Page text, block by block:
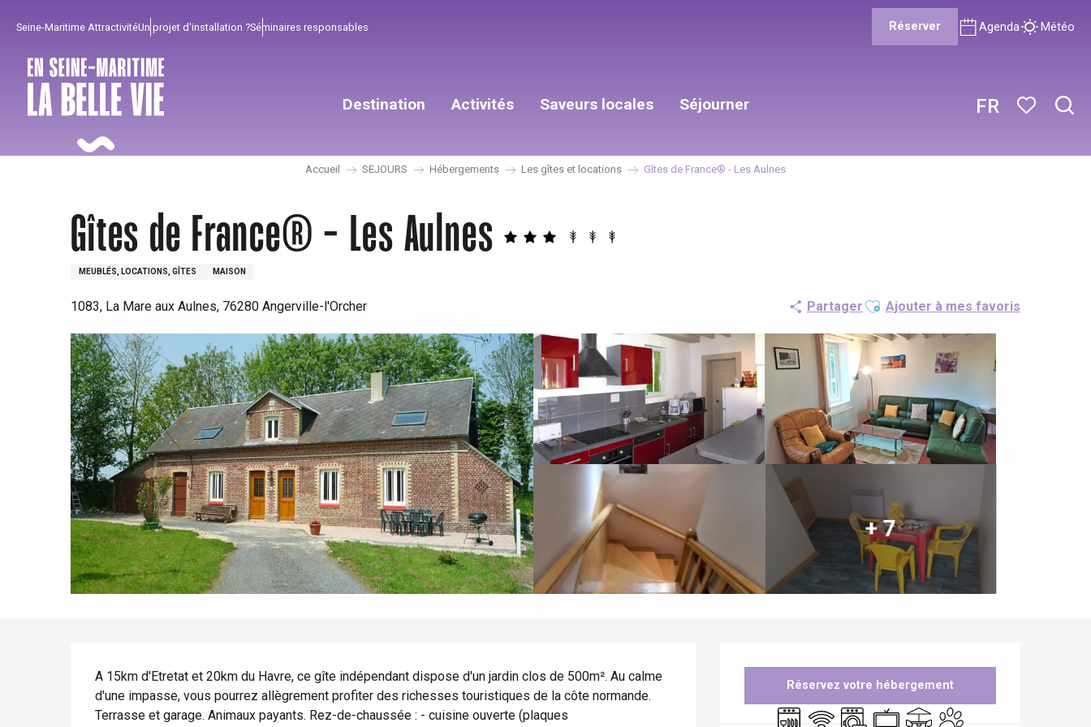
principal
FR
Seine-Maritime AttractivitéUn projet d'installation ?Séminaires responsables Réserver Agenda Météo
Destination Activités
Pour profiter
Tout l'agenda
Eté
Quand il pleut
Avec les enfants
Entre amis
Saveurs locales
Incontournables
Lieux branchés
Meilleurs brunch
Restaurants avec vue
Séjourner
Bien de chez nous !
Séjours en bord de
mer
Séjours en train
Séjours à vélo
Accueil SEJOURS Hébergements Les gîtes et locations Gîtes de France® - Les Aulnes
Gîtes de France® - Les Aulnes
MEUBLÉS, LOCATIONS, GÎTES MAISON
1083, La Mare aux Aulnes, 76280 Angerville-l'Orcher Partager Ajouter aux favoris
Ajouter à mes favoris
+ 7
Ouverture et coordonnées
Réservez votre hébergement
Lave vaisselle
WiFi Lave lingeTélévisionTerrasseAnimaux acceptés
A 15km d'Etretat et 20km du Havre, ce gîte indépendant dispose d'un jardin clos de 500m². Au calme
d'une impasse, vous pourrez allègrement profiter des richesses touristiques de la côte normande.
Terrasse et garage. Animaux payants. Rez-de-chaussée : - cuisine ouverte (plaques